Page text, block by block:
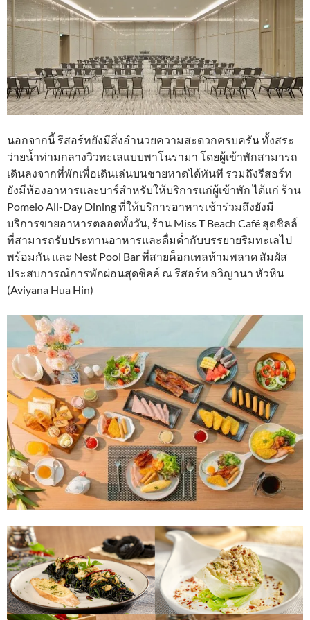
นอกจากนี้ รีสอร์ทยังมีสิ่งอำนวยความสะดวกครบครัน ทั้งสระ
ว่ายน้ำท่ามกลางวิวทะเลแบบพาโนรามา โดยผู้เข้าพักสามารถ
เดินลงจากที่พักเพื่อเดินเล่นบนชายหาดได้ทันที รวมถึงรีสอร์ท
ยังมีห้องอาหารและบาร์สำหรับให้บริการแก่ผู้เข้าพัก ได้แก่ ร้าน
Pomelo All-Day Dining ที่ให้บริการอาหารเช้าร่วมถึงยังมี
บริการขายอาหารตลอดทั้งวัน, ร้าน Miss T Beach Café สุดชิลล์
ที่สามารถรับประทานอาหารและดื่มด่ำกับบรรยายริมทะเลไป
พร้อมกัน และ Nest Pool Bar ที่สายค็อกเทลห้ามพลาด สัมผัส
ประสบการณ์การพักผ่อนสุดชิลล์ ณ รีสอร์ท อวิญานา หัวหิน
(Aviyana Hua Hin)